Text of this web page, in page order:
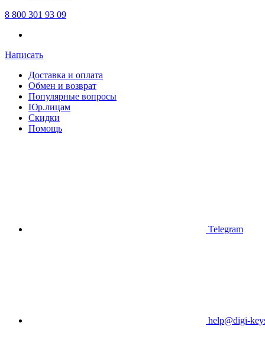
8 800 301 93 09
Написать
Доставка и оплата
Обмен и возврат
Популярные вопросы
Юр.лицам
Скидки
Помощь
Telegram
help@digi-